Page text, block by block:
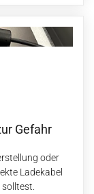
Gefahr
oder
Ladekabel